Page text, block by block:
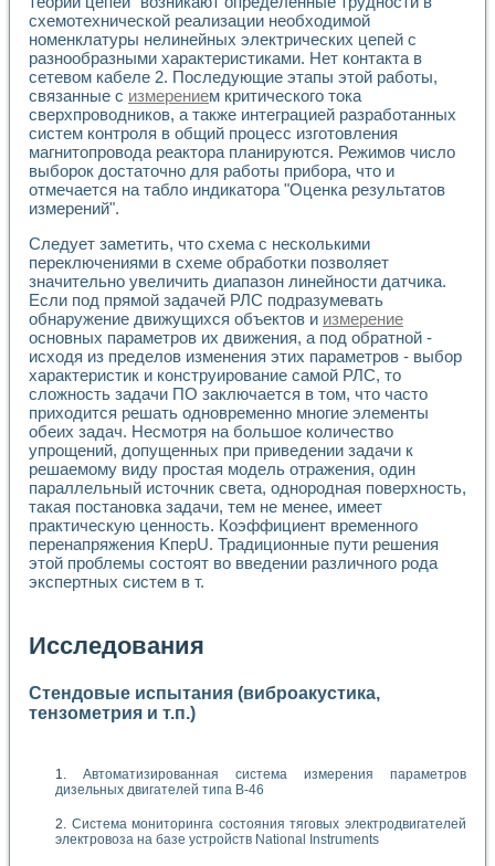
схемотехнической реализации необходимой
номенклатуры нелинейных электрических цепей с
разнообразными характеристиками. Нет контакта в
сетевом кабеле 2. Последующие этапы этой работы,
связанные с измерением критического тока
сверхпроводников, а также интеграцией разработанных
систем контроля в общий процесс изготовления
магнитопровода реактора планируются. Режимов число
выборок достаточно для работы прибора, что и
отмечается на табло индикатора "Оценка результатов
измерений".
Следует заметить, что схема с несколькими
переключениями в схеме обработки позволяет
значительно увеличить диапазон линейности датчика.
Если под прямой задачей РЛС подразумевать
обнаружение движущихся объектов и измерение
основных параметров их движения, а под обратной -
исходя из пределов изменения этих параметров - выбор
характеристик и конструирование самой РЛС, то
сложность задачи ПО заключается в том, что часто
приходится решать одновременно многие элементы
обеих задач. Несмотря на большое количество
упрощений, допущенных при приведении задачи к
решаемому виду простая модель отражения, один
параллельный источник света, однородная поверхность,
такая постановка задачи, тем не менее, имеет
практическую ценность. Коэффициент временного
перенапряжения KперU. Традиционные пути решения
этой проблемы состоят во введении различного рода
экспертных систем в т.
Исследования
Стендовые испытания (виброакустика,
тензометрия и т.п.)
Автоматизированная система измерения параметров
дизельных двигателей типа В-46
Система мониторинга состояния тяговых электродвигателей
электровоза на базе устройств National Instruments